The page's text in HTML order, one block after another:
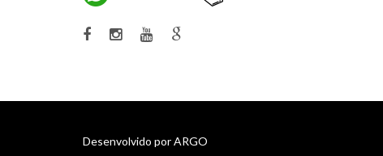
Desenvolvido porARGO